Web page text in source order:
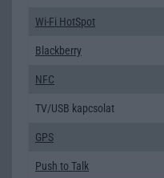
Wi-Fi HotSpot
Blackberry
NFC
TV/USB kapcsolat
GPS
Push to Talk